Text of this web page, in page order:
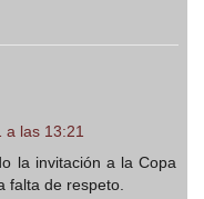
a las 13:21
la invitación a la Copa
falta de respeto.